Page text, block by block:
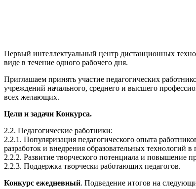
Первый интеллектуальный центр дистанционных
виде в течение одного рабочего дня.
Приглашаем принять участие педагогических
учреждений начального, среднего и высшего
всех желающих.
Цели и задачи Конкурса.
2.2. Педагогические работники:
2.2.1. Популяризация педагогического опыта
разработок и внедрения образовательных технологий в
2.2.2. Развитие творческого потенциала и повышение
2.2.3. Поддержка творчески работающих педагогов.
Конкурс ежедневный. Подведение итогов на